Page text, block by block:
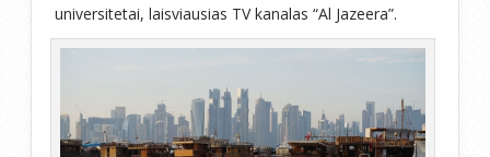
universitetai, laisviausias TV kanalas “Al Jazeera”.